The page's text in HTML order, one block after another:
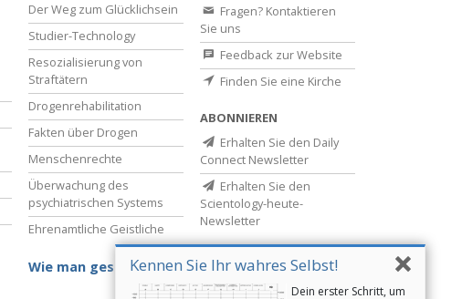
Kennen Sie Ihr wahres Selbst!
Dein erster Schritt, um
Der Weg zum Glücklichsein
Studier-Technology
Resozialisierung von
Straftätern
Drogenrehabilitation
Fakten über Drogen
Menschenrechte
Überwachung des
psychiatrischen Systems
Ehrenamtliche Geistliche
Wie man gesund bleibt
Fragen? Kontaktieren
Sie uns
Feedback zur Website
Finden Sie eine Kirche
ABONNIEREN
Erhalten Sie den Daily
Connect Newsletter
Erhalten Sie den
Scientology-heute-
Newsletter